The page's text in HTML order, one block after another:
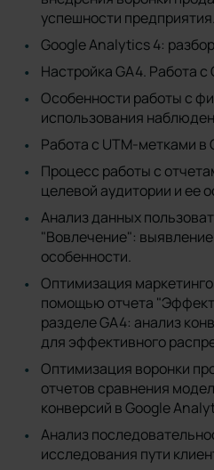
успешности предприятия.
Google Analytics 4:
Настройка GA4. Работа с
Особенности работы с
использования
Работа с UTM-метками в
Процесс работы с
целевой аудитории и ее
Анализ данных
"Вовлечение":
особенности.
Оптимизация
помощью отчета
разделе GA4: анализ
для эффективного
Оптимизация воронки
отчетов сравнения
конверсий в Google
Анализ
исследования пути